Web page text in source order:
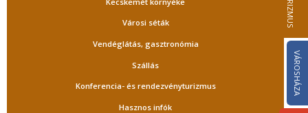
TURIZMUS
VÁROSHÁZA
Városi séták
Vendéglátás, gasztronómia
Szállás
Konferencia- és rendezvényturizmus
Hasznos infók